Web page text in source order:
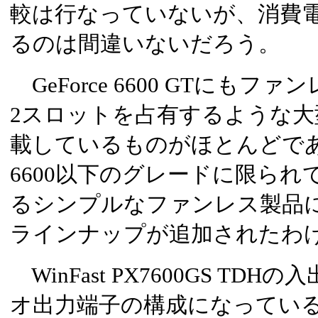
較は行なっていないが、消費
るのは間違いないだろう。
GeForce 6600 GTにもファ
2スロットを占有するような
載しているものがほとんどで
6600以下のグレードに限られ
るシンプルなファンレス製品
ラインナップが追加されたわ
WinFast PX7600GS TDHの
オ出力端子の構成になってい